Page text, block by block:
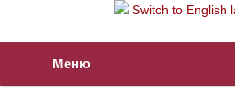
Switch to English
Меню